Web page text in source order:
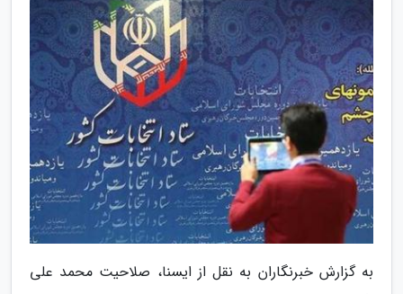
به گزارش خبرنگاران به نقل از ایسنا، صلاحیت محمد علی